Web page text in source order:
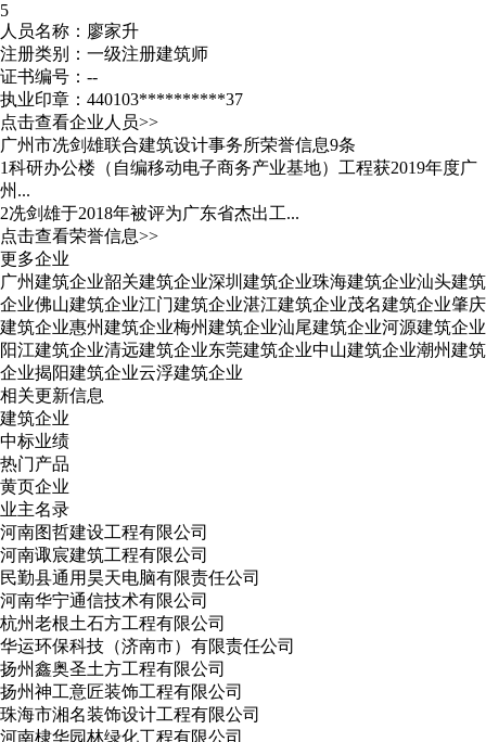
5
人员名称：廖家升
注册类别：一级注册建筑师
证书编号：--
执业印章：440103**********37
点击查看企业人员>>
广州市冼剑雄联合建筑设计事务所荣誉信息9条
1科研办公楼（自编移动电子商务产业基地）工程获2019年度广
州...
2冼剑雄于2018年被评为广东省杰出工...
点击查看荣誉信息>>
更多企业
广州建筑企业韶关建筑企业深圳建筑企业珠海建筑企业汕头建筑
企业佛山建筑企业江门建筑企业湛江建筑企业茂名建筑企业肇庆
建筑企业惠州建筑企业梅州建筑企业汕尾建筑企业河源建筑企业
阳江建筑企业清远建筑企业东莞建筑企业中山建筑企业潮州建筑
企业揭阳建筑企业云浮建筑企业
相关更新信息
建筑企业
中标业绩
热门产品
黄页企业
业主名录
河南图哲建设工程有限公司
河南诹宸建筑工程有限公司
民勤县通用昊天电脑有限责任公司
河南华宁通信技术有限公司
杭州老根土石方工程有限公司
华运环保科技（济南市）有限责任公司
扬州鑫奥圣土方工程有限公司
扬州神工意匠装饰工程有限公司
珠海市湘名装饰设计工程有限公司
河南棣华园林绿化工程有限公司